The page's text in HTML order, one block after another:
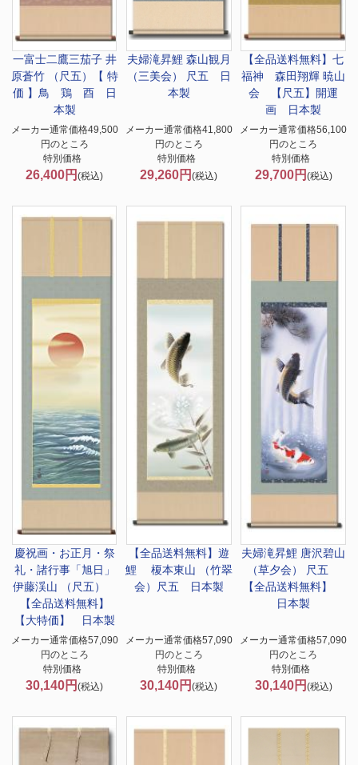
一富士二鷹三茄子 井
原蒼竹 （尺五）【 特
価 】鳥 鶏 酉 日
本製
メーカー通常価格49,500
円のところ
特別価格
26,400円(税込)
夫婦滝昇鯉 森山観月
（三美会） 尺五 日
本製
メーカー通常価格41,800
円のところ
特別価格
29,260円(税込)
【全品送料無料】七
福神 森田翔輝 暁山
会 【尺五】開運
画 日本製
メーカー通常価格56,100
円のところ
特別価格
29,700円 (税込)
慶祝画・お正月・祭
礼・諸行事「旭日」
伊藤渓山 （尺五）
【全品送料無料】
【大特価】 日本製
メーカー通常価格57,090
円のところ
特別価格
30,140円(税込)
【全品送料無料】 遊
鯉 榎本東山 （竹翠
会）尺五 日本製
メーカー通常価格57,090
円のところ
特別価格
30,140円(税込)
夫婦滝昇鯉 唐沢碧山
（草夕会） 尺五
【全品送料無料】
日本製
メーカー通常価格57,090
円のところ
特別価格
30,140円 (税込)